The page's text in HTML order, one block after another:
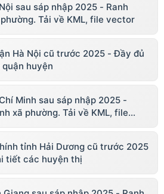
sau sáp nhập 2025 - Ranh
Tải về KML, file vector
Hà Nội cũ trước 2025 - Đầy đủ
huyện
Minh sau sáp nhập 2025 -
xã phường. Tải về KML, file
tỉnh Hải Dương cũ trước 2025
tiết các huyện thị